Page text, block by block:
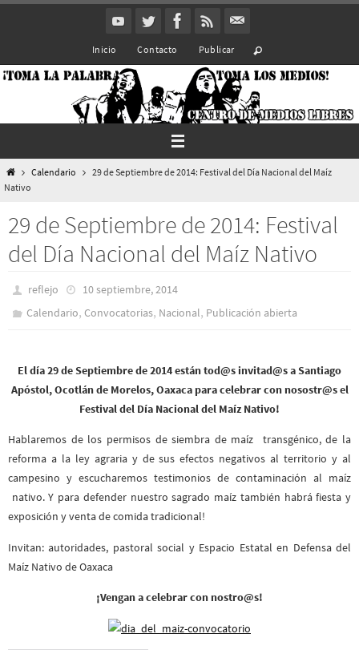
Inicio Contacto Publicar
InicioCalendario
29 de Septiembre de 2014: Festival del Día Nacional del Maíz
Nativo
29 de Septiembre de 2014: Festival
del Día Nacional del Maíz Nativo
reflejo
10 septiembre, 2014
Calendario,Convocatorias, Nacional, Publicación abierta
El día 29 de Septiembre de 2014 están tod@s invitad@s a Santiago
Apóstol, Ocotlán de Morelos, Oaxaca para celebrar con nosostr@s el
Festival del Día Nacional del Maíz Nativo!
Hablaremos de los permisos de siembra de maíz transgénico, de la
reforma a la ley agraria y de sus efectos negativos al territorio y al
campesino y escucharemos testimonios de contaminación al maíz
nativo. Y para defender nuestro sagrado maíz también habrá fiesta y
exposición y venta de comida tradicional!
Invitan: autoridades, pastoral social y Espacio Estatal en Defensa del
Maíz Nativo de Oaxaca
¡Vengan a celebrar con nostro@s!